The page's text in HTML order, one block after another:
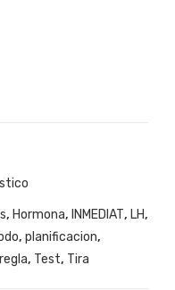
laci
on
laci
, Hormona, INMEDIAT, LH,
, planificacion,
regla, Test, Tira